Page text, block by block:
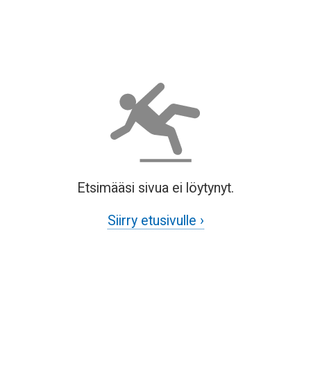
Etsimääsi sivua ei löytynyt.
Siirry etusivulle ›